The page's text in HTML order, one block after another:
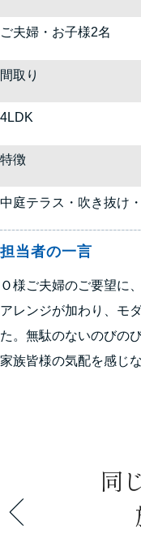
ご夫婦・お子様2名
間取り
4LDK
特徴
中庭テラス・吹き抜け
担当者の一言
Ｏ様ご夫婦のご要望に
アレンジが加わり、モ
た。無駄のないのびの
家族皆様の気配を感じ
同